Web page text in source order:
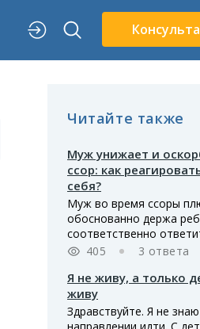
Читайте также
Муж унижает и
ссор: как
себя?
Муж во время ссоры
обоснованно держа
соответственно
405
3 ответа
Я не живу, а только
живу
Здравствуйте. Я не